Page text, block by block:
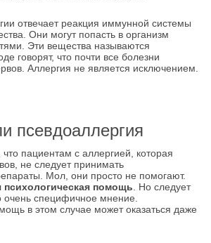
отвечает реакция иммунной системы
Они могут попасть в организм
Эти вещества называются
говорят, что почти все болезни
Аллергия не является исключением.
псевдоаллергия
пациентам с аллергией, которая
не следует принимать
Мол, они просто не помогают.
психологическая помощь . Но следует
очень специфичное мнение.
в этом случае может оказаться даже